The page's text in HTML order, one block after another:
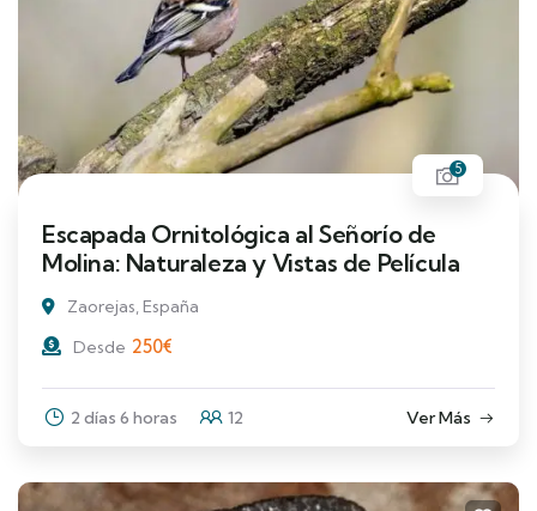
5
Escapada Ornitológica al Señorío de
Molina: Naturaleza y Vistas de Película
Zaorejas, España
Desde 250€
2 días 6 horas 12 Ver Más